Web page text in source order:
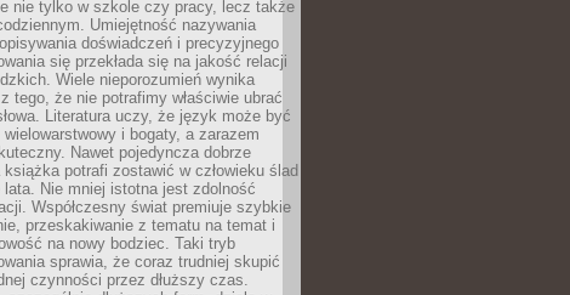
nie tylko w szkole czy pracy, lecz także
Umiejętność nazywania
doświadczeń i precyzyjnego
się przekłada się na jakość relacji
Wiele nieporozumień wynika
tego, że nie potrafimy właściwie ubrać
Literatura uczy, że język może być
wielowarstwowy i bogaty, a zarazem
Nawet pojedyncza dobrze
książka potrafi zostawić w człowieku ślad
lata. Nie mniej istotna jest zdolność
Współczesny świat premiuje szybkie
przeskakiwanie z tematu na temat i
na nowy bodziec. Taki tryb
sprawia, że coraz trudniej skupić
czynności przez dłuższy czas.